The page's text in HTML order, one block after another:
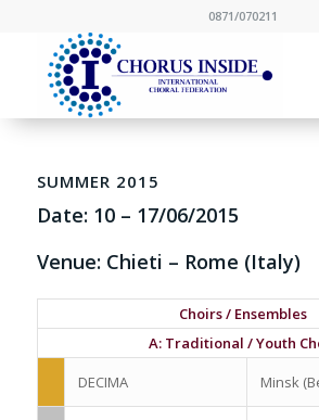
0871/070211
SUMMER 2015
Date: 10– 17/06/2015
Venue: Chieti – Rome (Italy)
Choirs / Ensembles
A: Traditional / Youth
DECIMA
Minsk